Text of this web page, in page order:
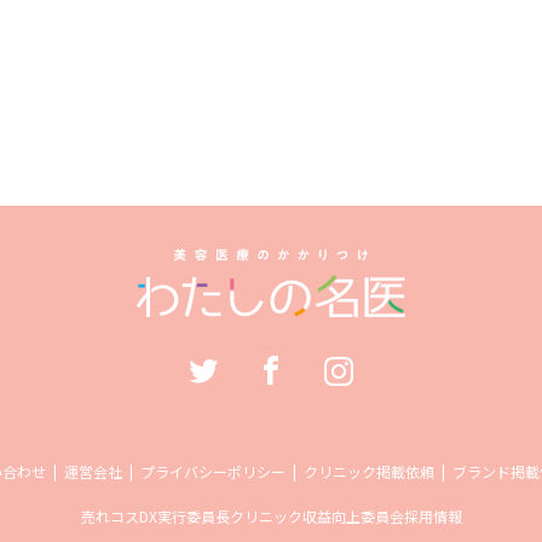
わせ 運営会社 プライバシーポリシー クリニック掲載依頼 ブランド掲
売れコスDX実行委員長クリニック収益向上委員会採用情報